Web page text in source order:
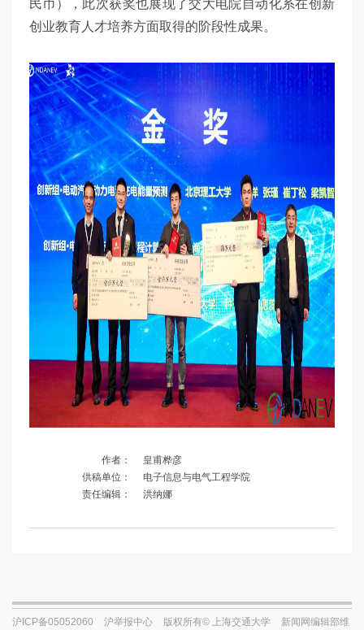
民币），此次获奖也展现了交大电院自动化系在创新
创业教育人才培养方面取得的阶段性成果。
作者：
皇甫桦彦
供稿单位：
电子信息与电气工程学院
责任编辑：
洪纳娜
沪ICP备05052060 沪举报中心 版权所有© 上海交通大学 新闻网编辑部维